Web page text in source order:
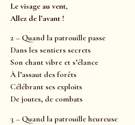
Le visage au vent,
Allez de l’avant !
2 – Quand la patrouille passe
Dans les sentiers secrets
Son chant vibre et s’élance
À l’assaut des forêts
Célébrant ses exploits
De joutes, de combats
3 – Quand la patrouille heureuse